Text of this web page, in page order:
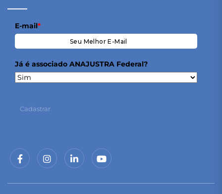
E-mail*
Já é associado ANAJUSTRA Federal?
Cadastrar